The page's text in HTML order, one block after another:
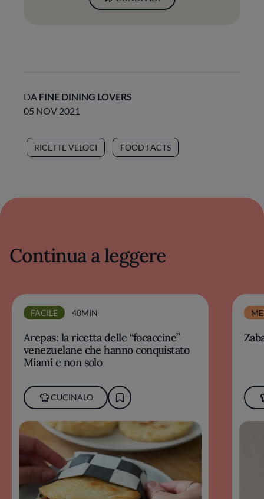
DA FINE DINING LOVERS
05 NOV 2021
RICETTE VELOCI FOOD FACTS
Continua a leggere
FACILE 40MIN
Arepas: la ricetta delle “focaccine”
venezuelane che hanno conquistato
Miami e non solo
CUCINALO